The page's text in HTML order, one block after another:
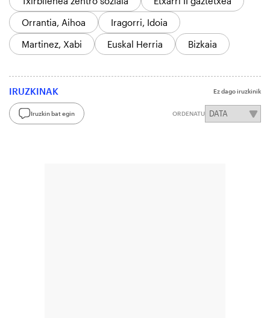
Orrantia, Aihoa
Iragorri, Idoia
Martinez, Xabi
Euskal Herria Bizkaia
IRUZKINAK Ez dago iruzkinik
Iruzkin bat egin ORDENATU